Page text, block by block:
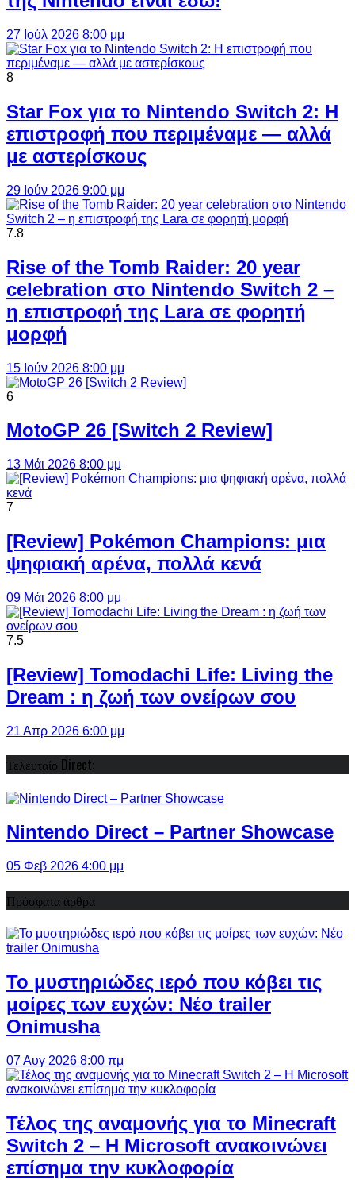
27 Ιούλ 2026 8:00 μμ
8
Star Fox για το Nintendo Switch 2: Η
επιστροφή που περιμέναμε — αλλά
με αστερίσκους
29 Ιούν 2026 9:00 μμ
7.8
Rise of the Tomb Raider: 20 year
celebration στο Nintendo Switch 2 –
η επιστροφή της Lara σε φορητή
μορφή
15 Ιούν 2026 8:00 μμ
6
MotoGP 26 [Switch 2 Review]
13 Μάι 2026 8:00 μμ
7
[Review] Pokémon Champions: μια
ψηφιακή αρένα, πολλά κενά
09 Μάι 2026 8:00 μμ
7.5
[Review] Tomodachi Life: Living the
Dream : η ζωή των ονείρων σου
21 Απρ 2026 6:00 μμ
Τελευταίο Direct:
Nintendo Direct – Partner Showcase
05 Φεβ 2026 4:00 μμ
Πρόσφατα άρθρα
Το μυστηριώδες ιερό που κόβει τις
μοίρες των ευχών: Νέο trailer
Onimusha
07 Αυγ 2026 8:00 πμ
Τέλος της αναμονής για το Minecraft
Switch 2 – Η Microsoft ανακοινώνει
επίσημα την κυκλοφορία